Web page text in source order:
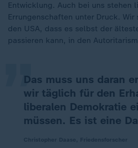
Entwicklung. Auch bei uns stehen
Errungenschaften unter Druck. Wir
den USA, dass es selbst der
passieren kann, in den
Das muss uns daran
wir täglich für den
liberalen Demokratie
müssen. Es ist eine
„